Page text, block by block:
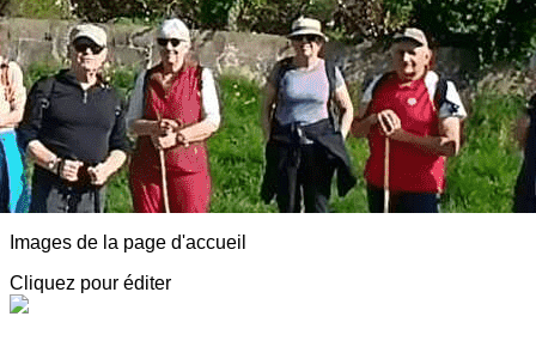
AVF Luzy Morvan
Adhésion
Animations
Détentes, Visites et Conférences
Partenaires, Spectacles, Infos diverses
Notre agenda
Adresses sympa
Actualité
?>
Images de la page d'accueil
Cliquez pour éditer